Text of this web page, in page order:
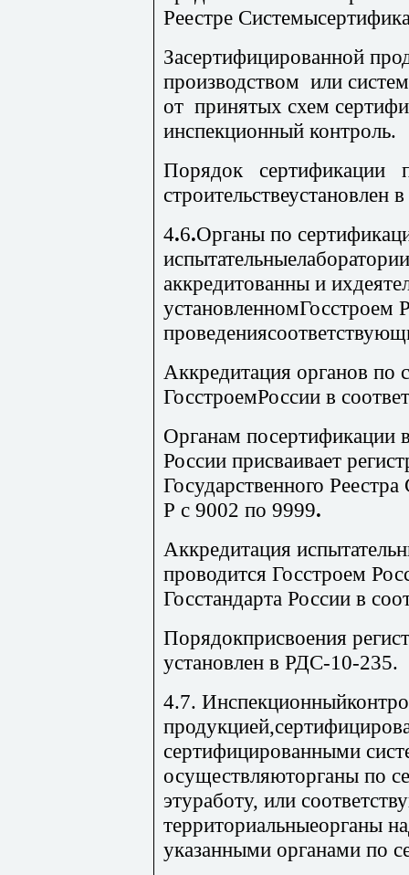
Реестре
Засертифицированной
про­изводством или
от принятых схем
инспекционный контроль.
Порядок
строительствеустановлен
4.6.Органы по
аккредитованны и
установленномГосстроем
Аккредитация органов по
ГосстроемРоссии в
Органам посертификации
России присваивает
Государственного
Р с 9002 по 9999.
Аккредитация
проводится Госстроем
Госстандарта России в
Порядокприсвоения
установлен в РДС-10-235.
4.7.
сертифицированными
осуществляюторганы по
этуработу, или
территориальныеорганы
указанными органами по